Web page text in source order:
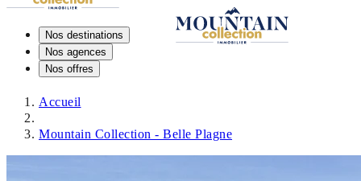
Nos destinations
Nos agences
Nos offres
Accueil
Mountain Collection - Belle Plagne